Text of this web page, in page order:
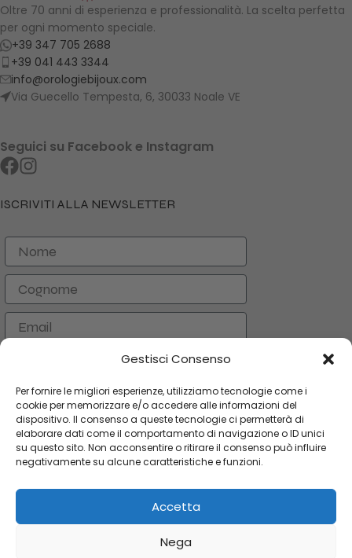
Gestisci Consenso
Per fornire le migliori esperienze, utilizziamo tecnologie come i
cookie per memorizzare e/o accedere alle informazioni del
dispositivo. Il consenso a queste tecnologie ci permetterà di
elaborare dati come il comportamento di navigazione o ID unici
su questo sito. Non acconsentire o ritirare il consenso può influire
negativamente su alcune caratteristiche e funzioni.
Accetta
Nega
Oltre 70 anni di esperienza e professionalità. La scelta perfetta
per ogni momento speciale.
+39 347 705 2688
+39 041 443 3344
info@orologiebijoux.com
Via Guecello Tempesta, 6, 30033 Noale VE
Seguici su Facebook e Instagram
ISCRIVITI ALLA NEWSLETTER
Nome
Cognome
Email
ISCRIVITI
CATEGORIE
LINK UTILI
AREA UTENTE
Copyright 2024 Orologi & Bijoux. Tutti i diritti riservati